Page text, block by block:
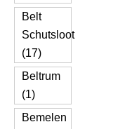
Belt
Schutsloot
(17)
Beltrum
(1)
Bemelen